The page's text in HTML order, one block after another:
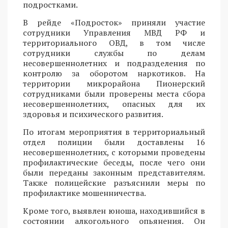
подростками.
В рейде «Подросток» приняли участие
сотрудники Управления МВД РФ и
территориального ОВД, в том числе
сотрудники службы по делам
несовершеннолетних и подразделения по
контролю за оборотом наркотиков. На
территории микрорайона Пионерский
сотрудниками были проверены места сбора
несовершеннолетних, опасных для их
здоровья и психического развития.
По итогам мероприятия в территориальный
отдел полиции были доставлены 16
несовершеннолетних, с которыми проведены
профилактические беседы, после чего они
были переданы законным представителям.
Также полицейские разъяснили меры по
профилактике мошенничества.
Кроме того, выявлен юноша, находившийся в
состоянии алкогольного опьянения. Он